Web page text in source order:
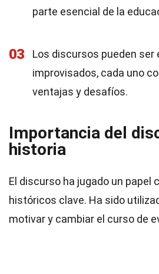
parte esencial de la
03
Los discursos pueden ser
improvisados, cada uno
ventajas y desafíos.
Importancia del
historia
El discurso ha jugado un papel
históricos clave. Ha sido
motivar y cambiar el curso de